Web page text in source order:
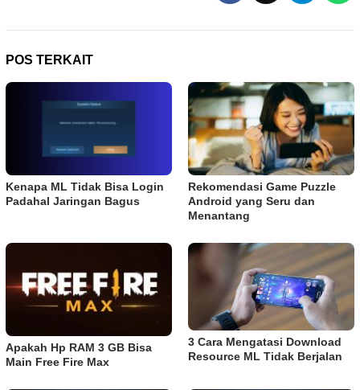
POS TERKAIT
Kenapa ML Tidak Bisa Login
Padahal Jaringan Bagus
Rekomendasi Game Puzzle
Android yang Seru dan
Menantang
Apakah Hp RAM 3 GB Bisa
Main Free Fire Max
3 Cara Mengatasi Download
Resource ML Tidak Berjalan